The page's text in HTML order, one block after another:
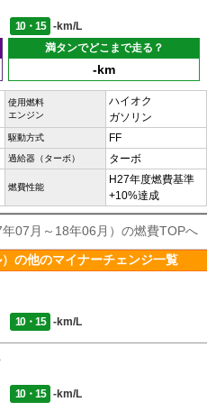
10・15
-km/L
満タンでどこまで走る？
-km
使用燃料
エンジン
ハイオク
ガソリン
駆動方式 FF
過給器（ターボ） ターボ
燃費性能
H27年度燃費基準
+10%達成
07月～18年06月）の燃費TOPへ
の他のマイナーチェンジ一覧
10・15 -km/L
10・15 -km/L